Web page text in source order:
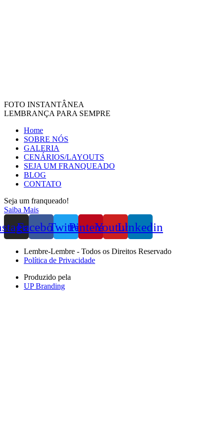
FOTO INSTANTÂNEA
LEMBRANÇA PARA SEMPRE
Home
SOBRE NÓS
GALERIA
CENÁRIOS/LAYOUTS
SEJA UM FRANQUEADO
BLOG
CONTATO
Seja um franqueado!
Saiba Mais
FacebookTwitterPinterestYoutubeLinkedin
Lembre-Lembre - Todos os Direitos Reservado
Política de Privacidade
Produzido pela
UP Branding